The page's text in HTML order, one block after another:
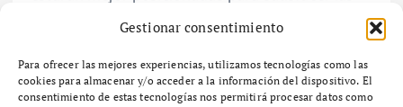
Gestionar consentimiento
Para ofrecer las mejores experiencias, utilizamos tecnologías como las
cookies para almacenar y/o acceder a la información del dispositivo. El
consentimiento de estas tecnologías nos permitirá procesar datos como
demandas de los consumidores y prosperar en
Fuentes: